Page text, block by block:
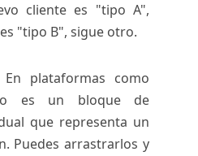
cliente es "tipo A",
"tipo B", sigue otro.
En plataformas como
es un bloque de
que representa un
Puedes arrastrarlos y